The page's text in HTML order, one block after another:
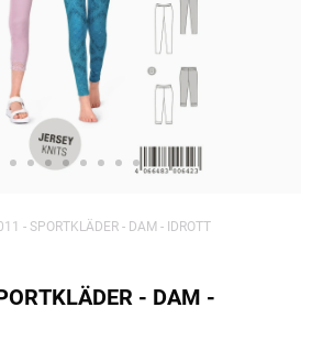
- SPORTKLÄDER - DAM - IDROTT
- DAM -